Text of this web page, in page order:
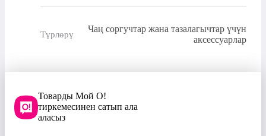
Түрлөрү
Чаң соргучтар жана тазалагычтар үчүн
аксессуарлар
Товарды Мой О!
тиркемесинен сатып ала
аласыз